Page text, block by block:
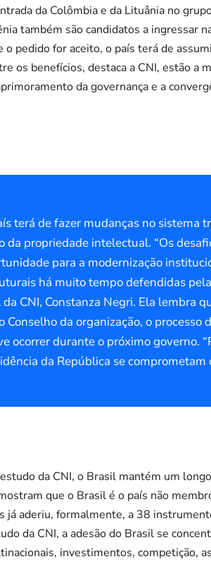
da Colômbia e da Lituânia no
também são candidatos a ingressar
o pedido for aceito, o país terá de
os benefícios, destaca a CNI, estão a
da governança e a
terá de fazer mudanças no sistema
da propriedade intelectual. “Os
para a modernização
há muito tempo defendidas
CNI, Constanza Negri. Ela lembra
Conselho da organização, o processo
ocorrer durante o próximo governo.
da República se comprometam
da CNI, o Brasil mantém um
que o Brasil é o país não
já aderiu, formalmente, a 38
da CNI, a adesão do Brasil se
investimentos, competição,